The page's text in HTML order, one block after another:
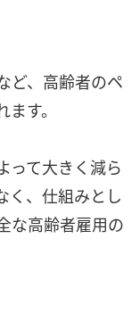
ど、高齢者のペ
す。
って大きく減ら
く、仕組みとし
な高齢者雇用の